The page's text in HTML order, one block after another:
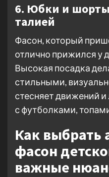
6. Юбки и
талией
Фасон, который
отлично прижился у
Высокая посадка
стильными,
стесняет движений
с футболками,
Как выбрать
фасон
важные